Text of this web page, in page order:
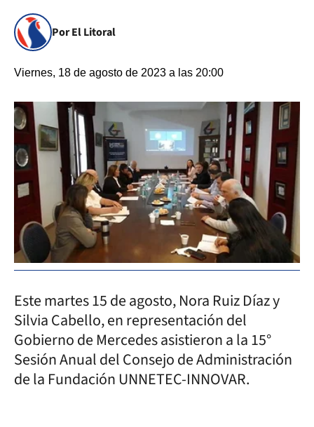
Por El Litoral
Viernes, 18 de agosto de 2023 a las 20:00
Este martes 15 de agosto, Nora Ruiz Díaz y
Silvia Cabello, en representación del
Gobierno de Mercedes asistieron a la 15°
Sesión Anual del Consejo de Administración
de la Fundación UNNETEC-INNOVAR.